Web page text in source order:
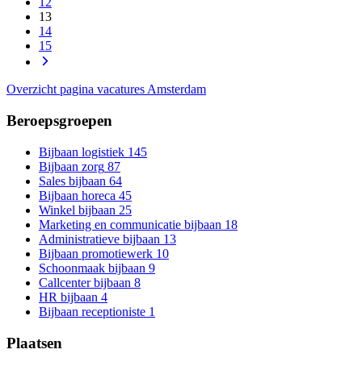
13
14
15
Overzicht pagina vacatures Amsterdam
Beroepsgroepen
Bijbaan logistiek 145
Bijbaan zorg 87
Sales bijbaan 64
Bijbaan horeca 45
Winkel bijbaan 25
Marketing en communicatie bijbaan 18
Administratieve bijbaan 13
Bijbaan promotiewerk 10
Schoonmaak bijbaan 9
Callcenter bijbaan 8
HR bijbaan 4
Bijbaan receptioniste 1
Plaatsen